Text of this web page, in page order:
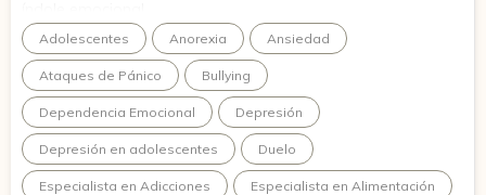
Adolescentes Anorexia Ansiedad
Ataques de Pánico Bullying
Dependencia Emocional Depresión
Depresión en adolescentes Duelo
Especialista en Adicciones Especialista en Alimentación